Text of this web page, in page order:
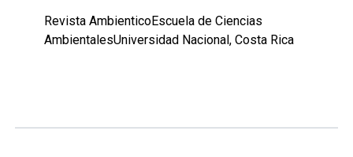
Revista AmbienticoEscuela de Ciencias
AmbientalesUniversidad Nacional, Costa Rica